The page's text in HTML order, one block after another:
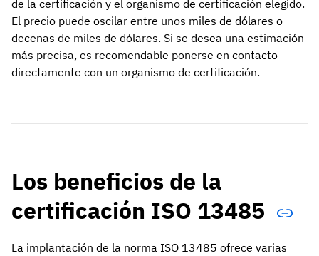
de la certificación y el organismo de certificación elegido.
El precio puede oscilar entre unos miles de dólares o
decenas de miles de dólares. Si se desea una estimación
más precisa, es recomendable ponerse en contacto
directamente con un organismo de certificación.
Los beneficios de la
certificación ISO 13485
La implantación de la norma ISO 13485 ofrece varias